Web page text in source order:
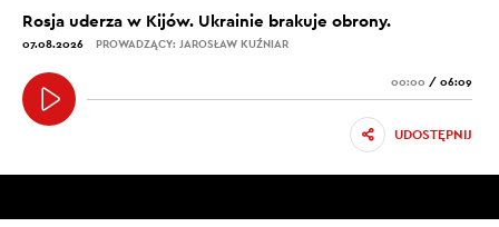
Rosja uderza w Kijów. Ukrainie brakuje obrony.
07.08.2026 PROWADZĄCY: JAROSŁAW KUŹNIAR
00:00 / 06:09
UDOSTĘPNIJ